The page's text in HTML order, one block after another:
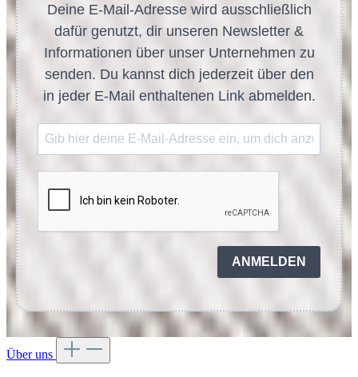
Deine E-Mail-Adresse wird ausschließlich
dafür genutzt, dir unseren Newsletter &
Informationen über unser Unternehmen zu
senden. Du kannst dich jederzeit über den
in jeder E-Mail enthaltenen Link abmelden.
ANMELDEN
Über uns